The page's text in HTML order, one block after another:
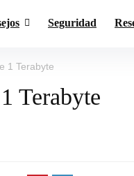
Seguridad
1 Terabyte
Terabyte